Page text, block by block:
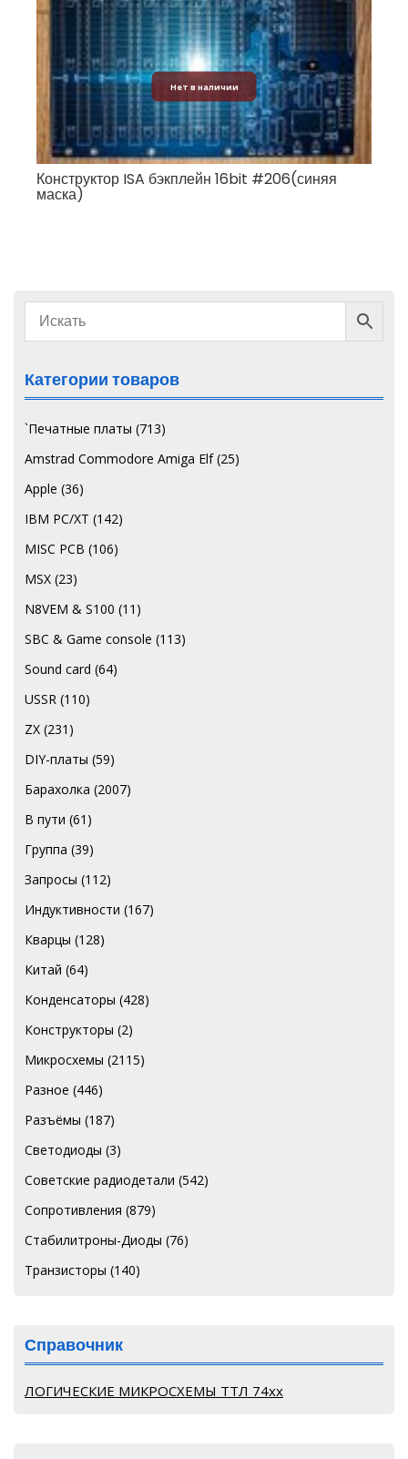
Нет в наличии
Конструктор ISA бэкплейн 16bit #206(синяя
маска)
Категории товаров
`Печатные платы (713)
Amstrad Commodore Amiga Elf(25)
Apple (36)
IBM PC/XT (142)
MISC PCB (106)
MSX (23)
N8VEM & S100 (11)
SBC & Game console (113)
Sound card (64)
USSR (110)
ZX (231)
DIY-платы (59)
Барахолка (2007)
В пути (61)
Группа (39)
Запросы (112)
Индуктивности (167)
Кварцы (128)
Китай (64)
Конденсаторы (428)
Конструкторы (2)
Микросхемы (2115)
Разное (446)
Разъёмы (187)
Светодиоды (3)
Советские радиодетали (542)
Сопротивления (879)
Стабилитроны-Диоды (76)
Транзисторы (140)
Справочник
ЛОГИЧЕСКИЕ МИКРОСХЕМЫ ТТЛ 74хх